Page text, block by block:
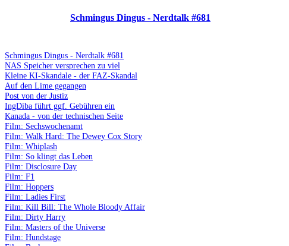
Schmingus Dingus - Nerdtalk #681
Schmingus Dingus - Nerdtalk #681
NAS Speicher versprechen zu viel
Kleine KI-Skandale - der FAZ-Skandal
Auf den Lime gegangen
Post von der Justiz
IngDiba führt ggf. Gebühren ein
Kanada - von der technischen Seite
Film: Sechswochenamt
Film: Walk Hard: The Dewey Cox Story
Film: Whiplash
Film: So klingt das Leben
Film: Disclosure Day
Film: F1
Film: Hoppers
Film: Ladies First
Film: Kill Bill: The Whole Bloody Affair
Film: Dirty Harry
Film: Masters of the Universe
Film: Hundstage